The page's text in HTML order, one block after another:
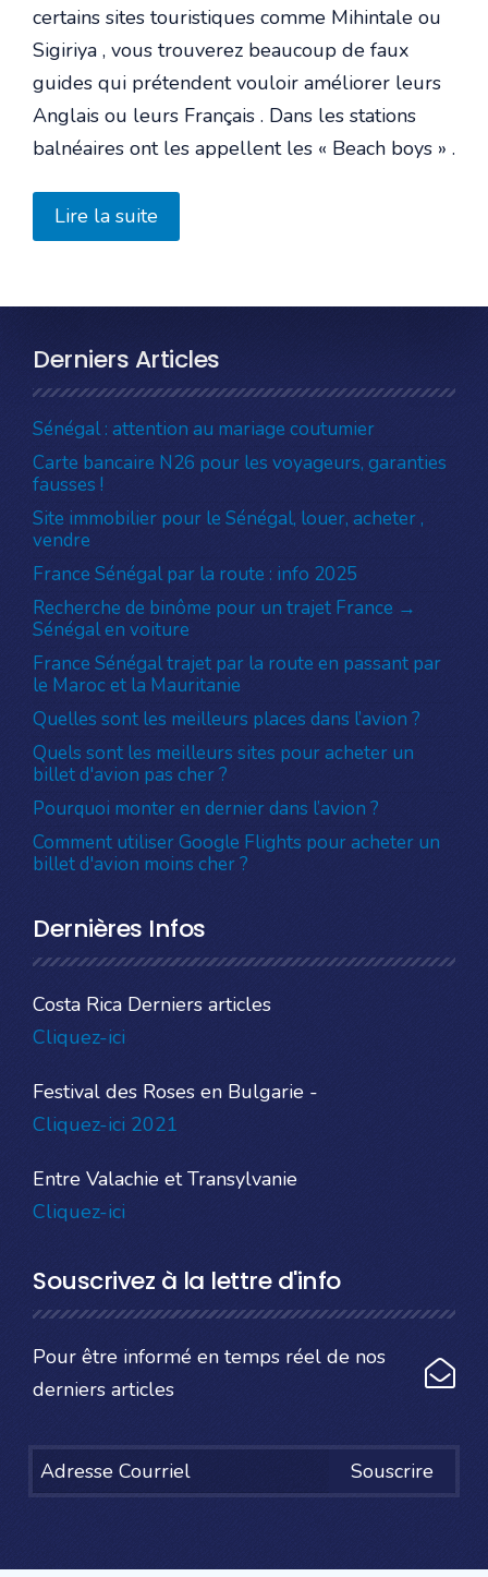
certains sites touristiques comme Mihintale ou
Sigiriya , vous trouverez beaucoup de faux
guides qui prétendent vouloir améliorer leurs
Anglais ou leurs Français . Dans les stations
balnéaires ont les appellent les « Beach boys » .
Lire la suite
Derniers Articles
Sénégal : attention au mariage coutumier
Carte bancaire N26 pour les voyageurs, garanties
fausses !
Site immobilier pour le Sénégal, louer, acheter ,
vendre
France Sénégal par la route : info 2025
Recherche de binôme pour un trajet France →
Sénégal en voiture
France Sénégal trajet par la route en passant par
le Maroc et la Mauritanie
Quelles sont les meilleurs places dans l’avion ?
Quels sont les meilleurs sites pour acheter un
billet d'avion pas cher ?
Pourquoi monter en dernier dans l’avion ?
Comment utiliser Google Flights pour acheter un
billet d'avion moins cher ?
Dernières Infos
Costa Rica Derniers articles
Cliquez-ici
Festival des Roses en Bulgarie -
Cliquez-ici 2021
Entre Valachie et Transylvanie
Cliquez-ici
Souscrivez à la lettre d'info
Pour être informé en temps réel de nos
derniers articles
Souscrire